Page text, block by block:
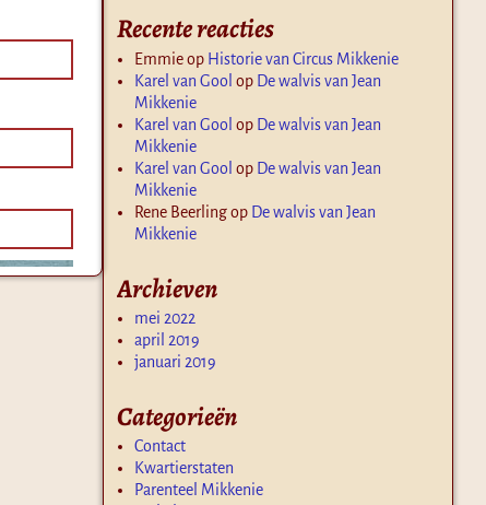
Recente reacties
Emmieop Historie van Circus Mikkenie
Karel van Gool op De walvis van Jean
Mikkenie
Karel van Gool op De walvis van Jean
Mikkenie
Karel van Gool op De walvis van Jean
Mikkenie
Rene Beerlingop De walvis van Jean
Mikkenie
Archieven
mei 2022
april 2019
januari 2019
Categorieën
Contact
Kwartierstaten
Parenteel Mikkenie